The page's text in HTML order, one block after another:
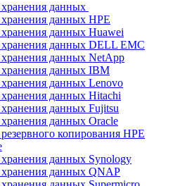
данных
данных HPE
данных Huawei
данных DELL EMC
данных NetApp
данных IBM
данных Lenovo
данных Hitachi
данных Fujitsu
данных Oracle
копирования HPE
данных Synology
данных QNAP